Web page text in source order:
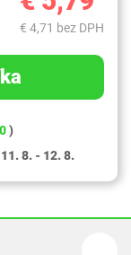
€ 4,71 bez DPH
)
11. 8. - 12. 8.